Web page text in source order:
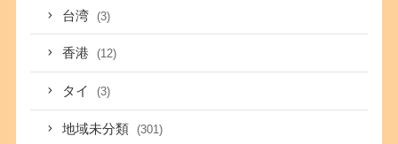
台湾 (3)
香港 (12)
タイ (3)
地域未分類 (301)